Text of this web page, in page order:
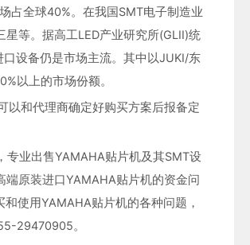
占全球40%。在我国SMT电子制造业
等。据高工LED产业研究所(GLII)统
设备仍是市场主流。其中以JUKI/东
以上的市场份额。
以和代理商确定好购买方案后报备定
业出售YAMAHA贴片机及其SMT设
原装进口YAMAHA贴片机的资金问
使用YAMAHA贴片机的各种问题，
29470905。